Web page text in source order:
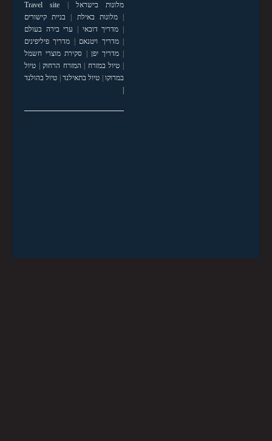
מלונות בישראל |
Travel site
|מלונות באילת | בניית קישורים
| מדריך דובאי | ערי בירה בעולם
|מדריך ויטנאם | מדריך פיליפינים
|מדריך יפן | סקירת מוצרי חשמל
| טיול במזרח | המזרח הרחוק| טיול
במרוקו| טיול בתאילנד| טיול בהולנד
|